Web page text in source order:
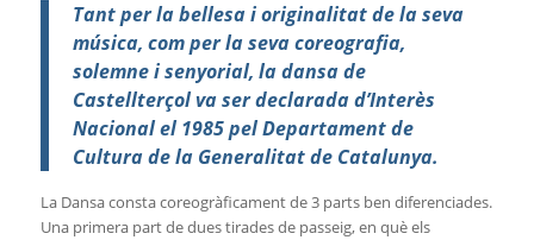
Tant per la bellesa i originalitat de la seva
música, com per la seva coreografia,
solemne i senyorial, la dansa de
Castellterçol va ser declarada d’Interès
Nacional el 1985 pel Departament de
Cultura de la Generalitat de Catalunya.
La Dansa consta coreogràficament de 3 parts ben diferenciades.
Una primera part de dues tirades de passeig, en què els